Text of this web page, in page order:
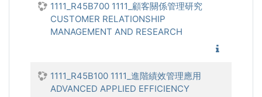
1111_R45B700 1111_顧客關係管理研究
CUSTOMER RELATIONSHIP
MANAGEMENT AND RESEARCH
1111_R45B100 1111_進階績效管理應用
ADVANCED APPLIED EFFICIENCY